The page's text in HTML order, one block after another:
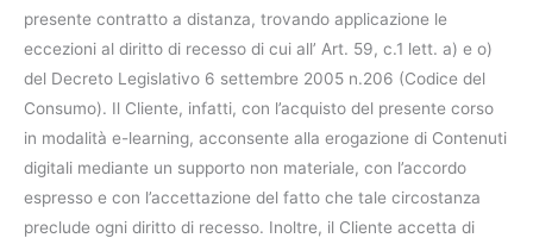
presente contratto a distanza, trovando applicazione le
eccezioni al diritto di recesso di cui all’ Art. 59, c.1 lett. a) e o)
del Decreto Legislativo 6 settembre 2005 n.206 (Codice del
Consumo). Il Cliente, infatti, con l’acquisto del presente corso
in modalità e-learning, acconsente alla erogazione di Contenuti
digitali mediante un supporto non materiale, con l’accordo
espresso e con l’accettazione del fatto che tale circostanza
preclude ogni diritto di recesso. Inoltre, il Cliente accetta di